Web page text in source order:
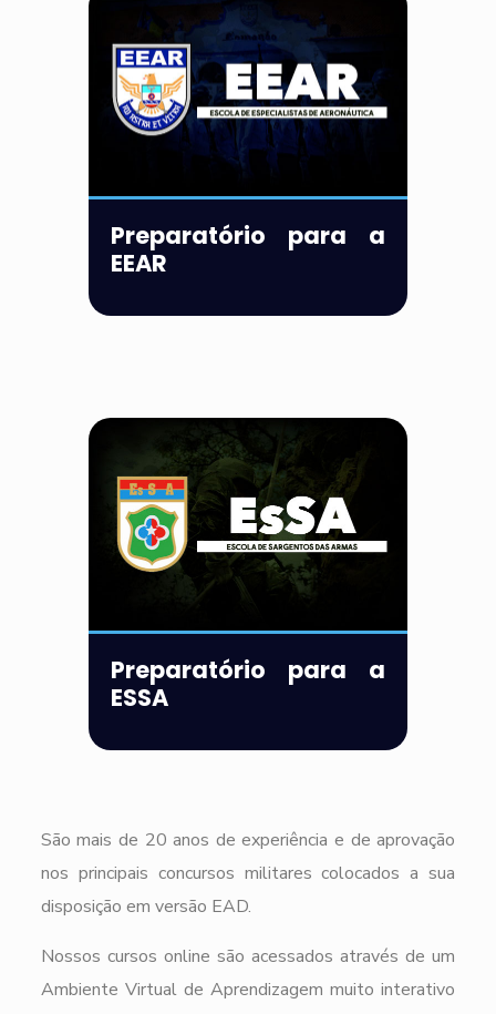
Preparatório para a
EEAR
Preparatório para a
ESSA
São mais de 20 anos de experiência e de aprovação
nos principais concursos militares colocados a sua
disposição em versão EAD.
Nossos cursos online são acessados através de um
Ambiente Virtual de Aprendizagem muito interativo